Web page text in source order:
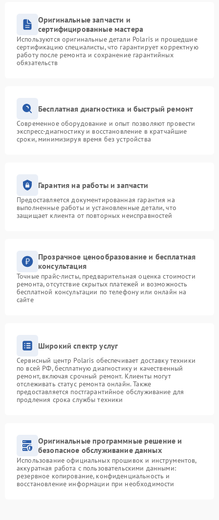
Оригинальные запчасти и
сертифицированные мастера
Используются оригинальные детали Polaris и прошедшие
сертификацию специалисты, что гарантирует корректную
работу после ремонта и сохранение гарантийных
обязательств
Бесплатная диагностика и быстрый ремонт
Современное оборудование и опыт позволяют провести
экспресс-диагностику и восстановление в кратчайшие
сроки, минимизируя время без устройства
Гарантия на работы и запчасти
Предоставляется документированная гарантия на
выполненные работы и установленные детали, что
защищает клиента от повторных неисправностей
Прозрачное ценообразование и бесплатная
консультация
Точные прайс-листы, предварительная оценка стоимости
ремонта, отсутствие скрытых платежей и возможность
бесплатной консультации по телефону или онлайн на
сайте
Широкий спектр услуг
Сервисный центр Polaris обеспечивает доставку техники
по всей РФ, бесплатную диагностику и качественный
ремонт, включая срочный ремонт. Клиенты могут
отслеживать статус ремонта онлайн. Также
предоставляется постгарантийное обслуживание для
продления срока службы техники
Оригинальные программные решение и
безопасное обслуживание данных
Использование официальных прошивок и инструментов,
аккуратная работа с пользовательскими данными:
резервное копирование, конфиденциальность и
восстановление информации при необходимости